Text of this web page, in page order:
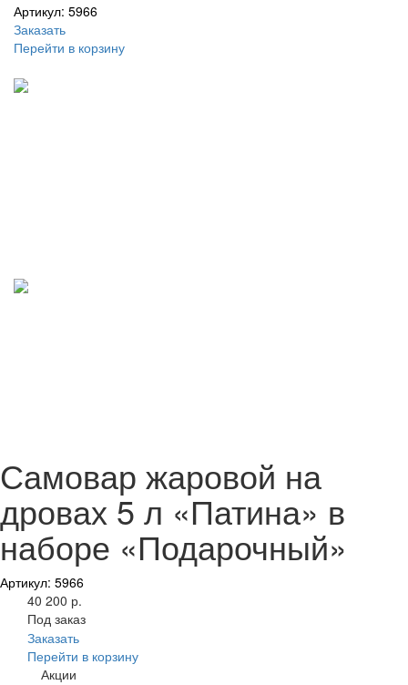
Артикул: 5966
Заказать
Перейти в корзину
Самовар жаровой на
дровах 5 л «Патина» в
наборе «Подарочный»
Артикул: 5966
40 200 р.
Под заказ
Заказать
Перейти в корзину
Акции